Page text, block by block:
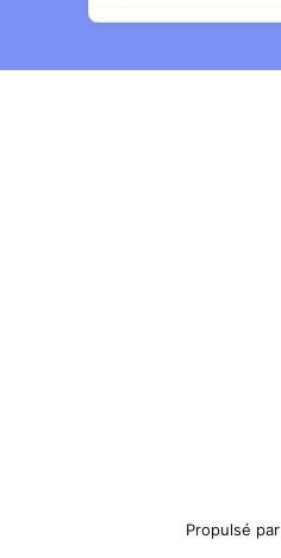
Propulsé par